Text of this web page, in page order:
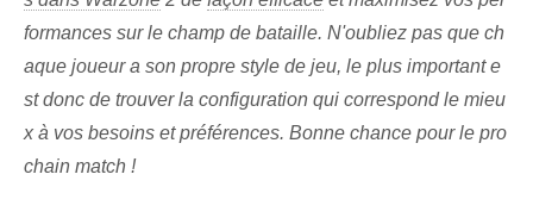
formances⁢ sur le champ de bataille. N'oubliez pas que ch
aque joueur a son propre style de jeu, le plus important e
st donc de trouver la configuration qui correspond le mieu
x à vos besoins et préférences. Bonne chance pour le pro
chain match !